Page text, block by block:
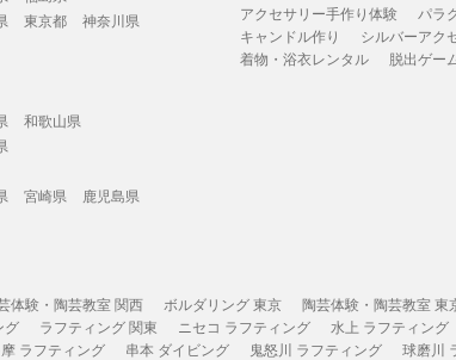
東京都
神奈川県
和歌山県
宮崎県
鹿児島県
アクセサリー手作り体験
パラ
キャンドル作り
シルバーアク
着物・浴衣レンタル
脱出ゲー
体験・陶芸教室 関西 ボルダリング 東京 陶芸体験・陶芸教室 東
グ ラフティング 関東 ニセコ ラフティング 水上 ラフティング
ラフティング 串本 ダイビング 鬼怒川 ラフティング 球磨川